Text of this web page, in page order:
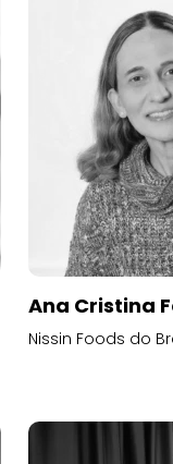
Ana Cristina
Nissin Foods do